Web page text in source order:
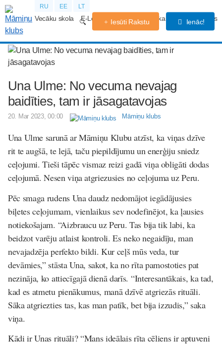
RU EE LT
Vecāku skola E-Lekcijas Grūtniecības kalendārs Forums
Iesūti Rakstu Ienāc!
Una Ulme: No vecuma nevajag
baidīties, tam ir jāsagatavojas
20. Mar 2023, 00:00 Māmiņu klubs
Una Ulme sarunā ar Māmiņu Klubu atzīst, ka viņas dzīve
rit te augšā, te lejā, taču piepildījumu un enerģiju sniedz
ceļojumi. Tieši tāpēc vismaz reizi gadā viņa obligāti dodas
ceļojumā. Nesen viņa atgriezusies no ceļojuma uz Peru.
Pēc smaga rudens Una daudz nedomājot iegādājusies
biļetes ceļojumam, vienlaikus sev nodefinējot, ka ļausies
notiekošajam. “Aizbraucu uz Peru. Tas bija tik labi, ka
beidzot varēju atlaist kontroli. Es neko negaidīju, man
nevajadzēja perfekto bildi. Kur ceļš mūs veda, tur
devāmies,” stāsta Una, sakot, ka no rīta pamostoties pat
nezināja, ko attiecīgajā dienā darīs. “Interesantākais, ka tad,
kad es atmetu pienākumus, manā dzīvē atgriezās rituāli.
Sāka atgriezties tas, kas man patīk, bet bija izzudis,” saka
viņa.
Kādi ir Unas rituāli? “Mans ideālais rīta cēliens ir aptuveni